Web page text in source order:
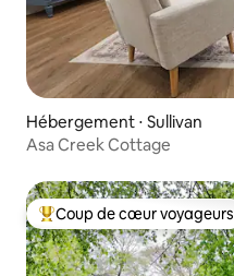
Hébergement ⋅ Sullivan
Asa Creek Cottage
Coups de cœur voyageurs
Coup de cœur voyageurs